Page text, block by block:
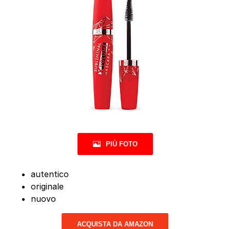
PIÙ FOTO
autentico
originale
nuovo
ACQUISTA DA AMAZON